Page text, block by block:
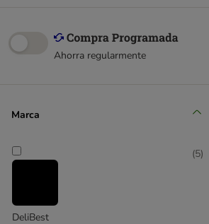
Dentastix
Advance
Boxby
Ahorra regularmente
Marca
DeliBest
(5)